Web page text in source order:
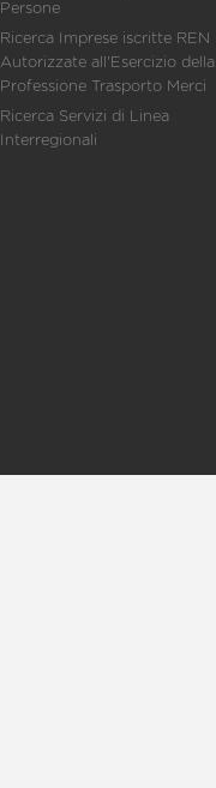
Persone
Ricerca Imprese iscritte REN
Autorizzate all'Esercizio della
Professione Trasporto Merci
Ricerca Servizi di Linea
Interregionali